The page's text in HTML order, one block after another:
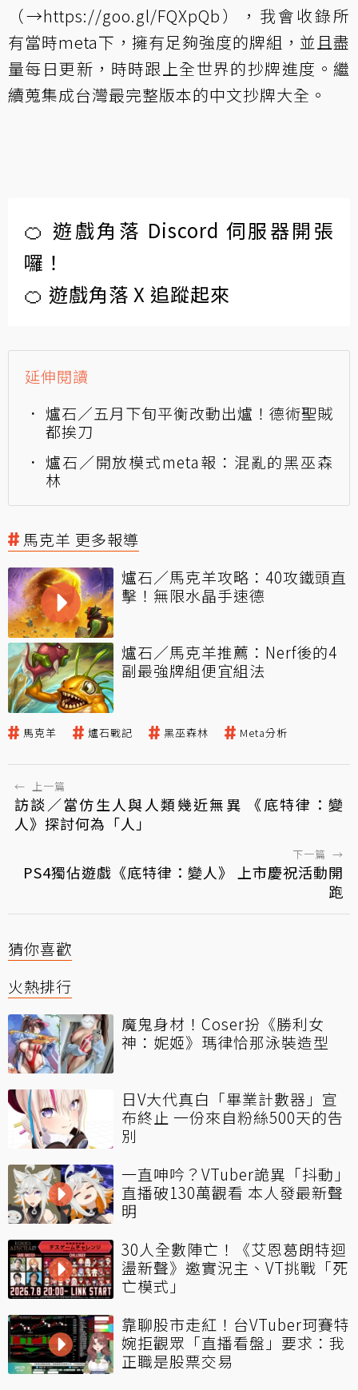
（→https://goo.gl/FQXpQb），我會收錄所
有當時meta下，擁有足夠強度的牌組，並且盡
量每日更新，時時跟上全世界的抄牌進度。繼
續蒐集成台灣最完整版本的中文抄牌大全。
🍊 遊戲角落 Discord 伺服器開張
囉！
🍊 遊戲角落 X 追蹤起來
延伸閱讀
爐石／五月下旬平衡改動出爐！德術聖賊
都挨刀
爐石／開放模式meta報：混亂的黑巫森
林
馬克羊 更多報導
爐石／馬克羊攻略：40攻鐵頭直
擊！無限水晶手速德
爐石／馬克羊推薦：Nerf後的4
副最強牌組便宜組法
馬克羊 爐石戰記 黑巫森林 Meta分析
← 上一篇
訪談／當仿生人與人類幾近無異 《底特律：變
人》探討何為「人」
下一篇 →
PS4獨佔遊戲《底特律：變人》 上市慶祝活動開
跑
猜你喜歡
火熱排行
魔鬼身材！Coser扮《勝利女
神：妮姬》瑪律恰那泳裝造型
日V大代真白「畢業計數器」宣
布終止 一份來自粉絲500天的告
別
一直呻吟？VTuber詭異「抖動」
直播破130萬觀看 本人發最新聲
明
30人全數陣亡！《艾恩葛朗特迴
盪新聲》邀實況主、VT挑戰「死
亡模式」
靠聊股市走紅！台VTuber珂賽特
婉拒觀眾「直播看盤」要求：我
正職是股票交易